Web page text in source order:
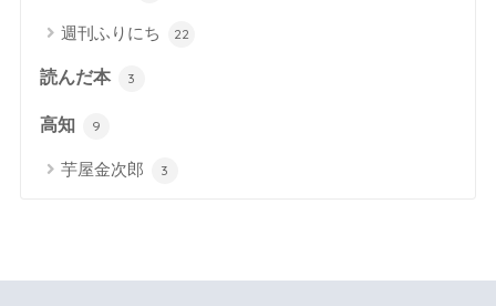
週刊ふりにち 22
読んだ本 3
高知 9
芋屋金次郎 3